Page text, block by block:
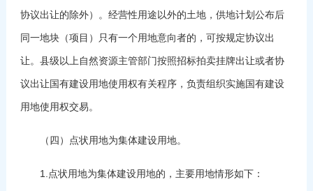
协议出让的除外）。经营性用途以外的土地，供地计划公布后
同一地块（项目）只有一个用地意向者的，可按规定协议出
让。县级以上自然资源主管部门按照招标拍卖挂牌出让或者协
议出让国有建设用地使用权有关程序，负责组织实施国有建设
用地使用权交易。
（四）点状用地为集体建设用地。
1.点状用地为集体建设用地的，主要用地情形如下：